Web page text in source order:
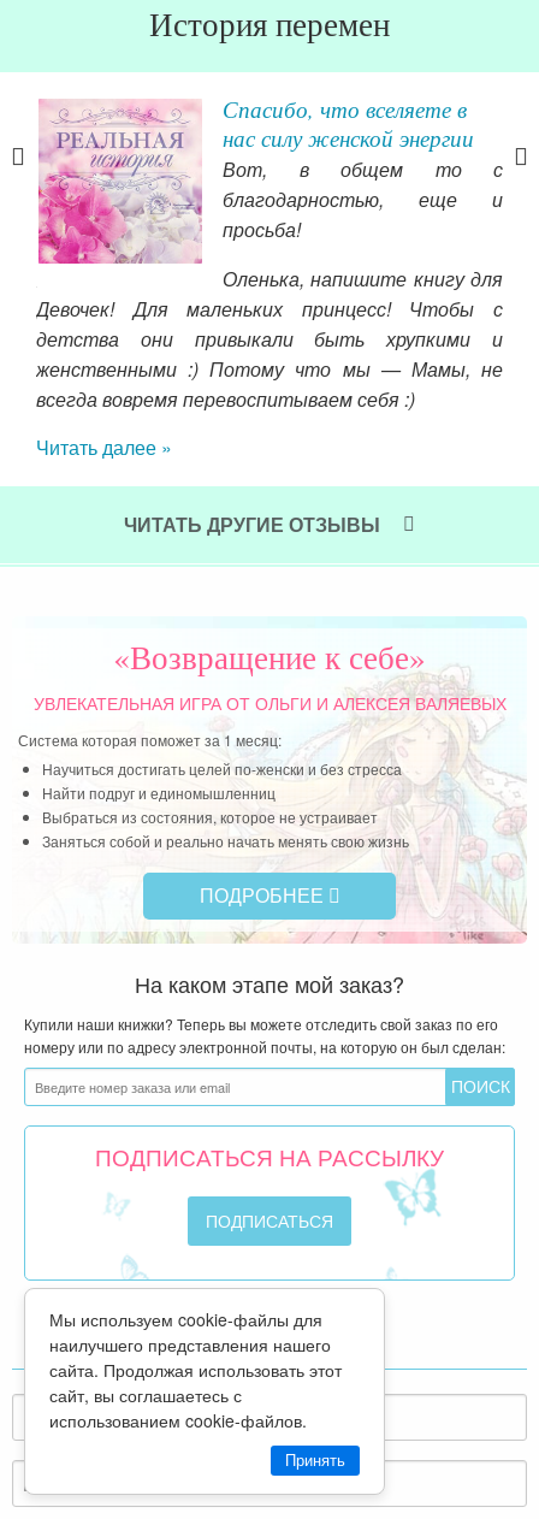
История перемен
Спасибо, что вселяете в
нас силу женской энергии
Вот, в общем то с
благодарностью, еще и
просьба!
Оленька, напишите книгу для
Девочек! Для маленьких принцесс! Чтобы с
детства они привыкали быть хрупкими и
женственными :) Потому что мы — Мамы, не
всегда вовремя перевоспитываем себя :)
Читать далее »
ЧИТАТЬ ДРУГИЕ ОТЗЫВЫ
«Возвращение к себе»
УВЛЕКАТЕЛЬНАЯ ИГРАОТ ОЛЬГИ И АЛЕКСЕЯ ВАЛЯЕВЫХ
Система которая поможет за 1 месяц:
Научиться достигать целей по-женски и без стресса
Найти подруг и единомышленниц
Выбраться из состояния, которое не устраивает
Заняться собой и реально начать менять свою жизнь
ПОДРОБНЕЕ
На каком этапе мой заказ?
Купили наши книжки? Теперь вы можете отследить свой заказ по его
номеру или по адресу электронной почты, на которую он был сделан:
ПОДПИСАТЬСЯ НА РАССЫЛКУ
ВХОД ДЛЯ СВОИХ
Мы используем cookie-файлы для
наилучшего представления нашего
сайта. Продолжая использовать этот
сайт, вы соглашаетесь с
использованием cookie-файлов.
Принять